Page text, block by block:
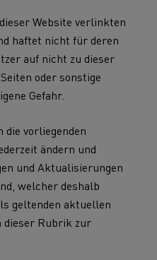
Website verlinkten
haftet nicht für deren
auf nicht zu dieser
oder sonstige
Gefahr.
die vorliegenden
ändern und
und Aktualisierungen
welcher deshalb
geltenden aktuellen
dieser Rubrik zur